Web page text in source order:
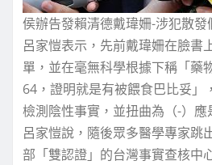
侯辦告發賴清德戴瑋姍-涉犯散發
呂家愷表示，先前戴瑋姍在臉書
單，並在毫無科學根據下稱「藥
64，證明就是有被餵食巴比妥」
檢測陰性事實，並扭曲為（-）應
呂家愷說，隨後眾多醫學專家跳
部「雙認證」的台灣事實查核中